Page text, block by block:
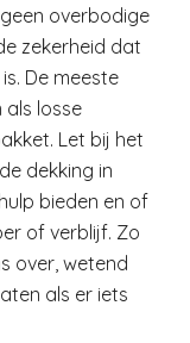
overbodige
zekerheid dat
De meeste
losse
Let bij het
dekking in
bieden en of
of verblijf. Zo
over, wetend
als er iets